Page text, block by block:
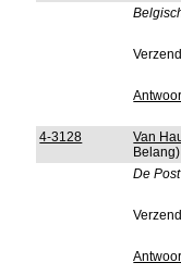
4-3128 Van
Belang)
De